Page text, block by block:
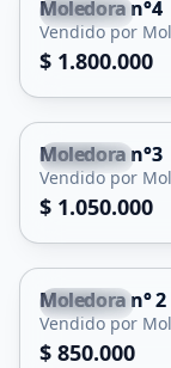
Capital
Moledora n°4
Vendido por
$ 1.800.000
Capital
Moledora n°3
Vendido por
$ 1.050.000
Capital
Moledora n° 2
Vendido por
$ 850.000